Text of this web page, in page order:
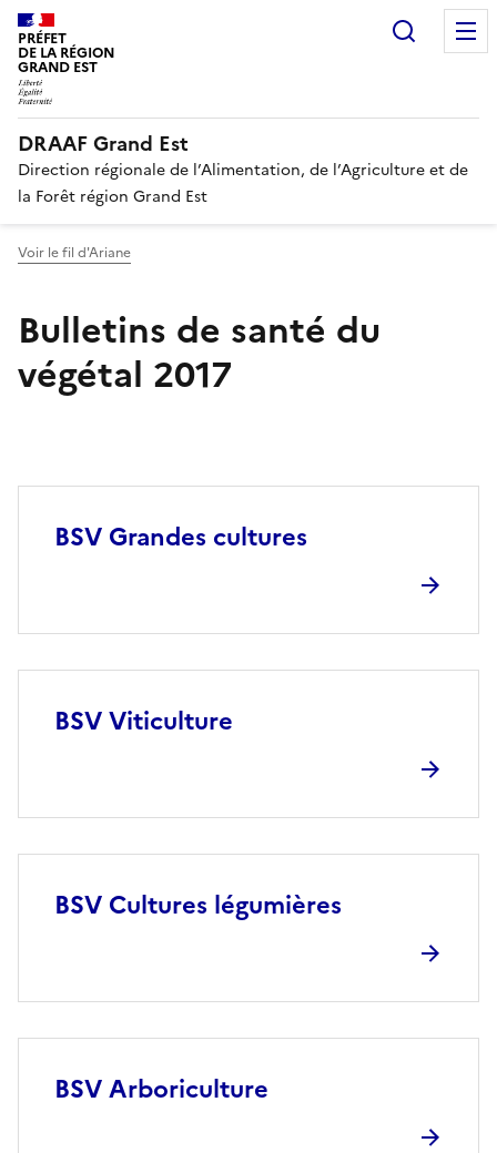
PRÉFET
DE LA RÉGION
GRAND EST
DRAAF Grand Est
Direction régionale de l’Alimentation, de l’Agriculture et de
la Forêt région Grand Est
Voir le fil d'Ariane
Bulletins de santé du
végétal 2017
BSV Grandes cultures
BSV Viticulture
BSV Cultures légumières
BSV Arboriculture